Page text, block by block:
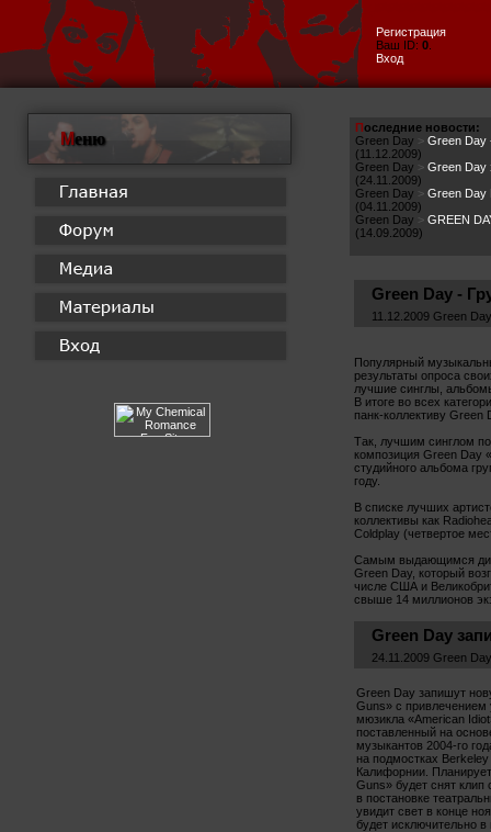
Регистрация
Ваш ID: 0
Вход
Меню
Последние новости:
Green Day > Green Day
(11.12.2009)
Green Day > Green Day
(24.11.2009)
Green Day > Green Day
(04.11.2009)
Green Day > GREEN
(14.09.2009)
Green Day -
11.12.2009 Green Day
Популярный
результаты опроса
лучшие синглы,
В итоге во всех
панк-коллективу Green
Так, лучшим синглом
композиция Green Day
студийного альбома
году.
В списке лучших
коллективы как
Coldplay (четвертое
Самым выдающимся
Green Day, который
числе США и
свыше 14 миллионов
Green Day
24.11.2009 Green Day
Green Day запишут
Guns» с привлечением
мюзикла «American
поставленный на
музыкантов 2004-го
на подмостках
Калифорнии.
Guns» будет снят клип
в постановке
увидит свет в конце
будет исключительно в